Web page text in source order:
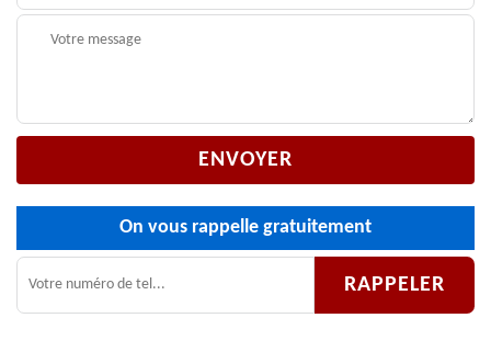
On vous rappelle gratuitement